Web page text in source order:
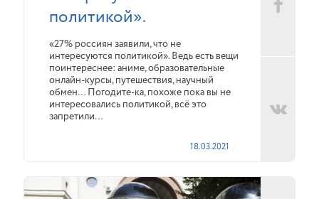
политикой».
«27% россиян заявили, что не
интересуются политикой». Ведь есть вещи
поинтереснее: аниме, образовательные
онлайн-курсы, путешествия, научный
обмен… Погодите-ка, похоже пока вы не
интересовались политикой, всё это
запретили…
18.03.2021